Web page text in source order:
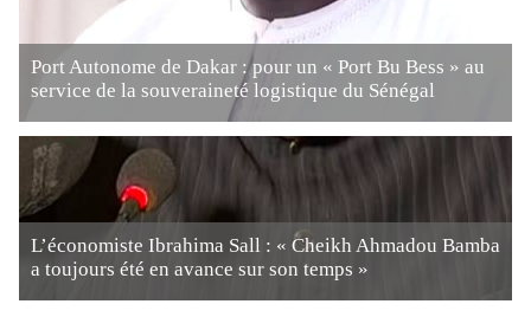
Port Autonome de Dakar : pour un « Port Bu Bess » au
service de la souveraineté logistique du Sénégal
L’économiste Ibrahima Sall : « Cheikh Ahmadou Bamba
a toujours été en avance sur son temps »